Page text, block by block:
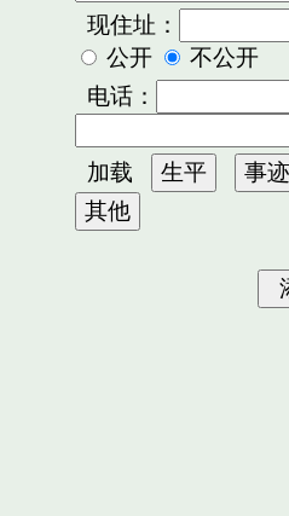
现住址：
公开
不公开
电话：
加载